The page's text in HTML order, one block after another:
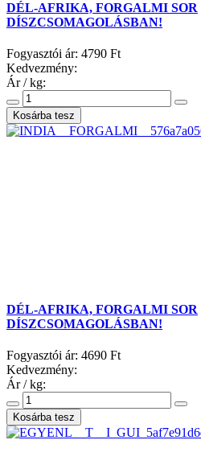
DÉL-AFRIKA, FORGALMI SOR
DÍSZCSOMAGOLÁSBAN!
Fogyasztói ár: 4790 Ft
Kedvezmény:
Ár / kg:
DÉL-AFRIKA, FORGALMI SOR
DÍSZCSOMAGOLÁSBAN!
Fogyasztói ár: 4690 Ft
Kedvezmény:
Ár / kg: